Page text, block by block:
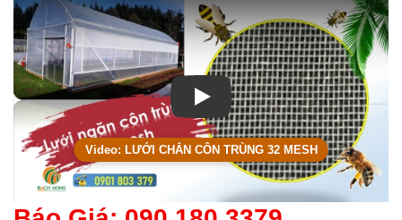
Xem video LƯỚI CHẮN CÔN
Video: LƯỚI CHẮN CÔN TRÙNG 32 MESH